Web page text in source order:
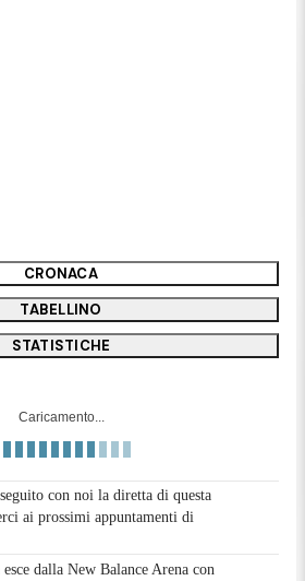
CRONACA
TABELLINO
STATISTICHE
Caricamento...
con noi la diretta di questa
ai prossimi appuntamenti di
dalla New Balance Arena con